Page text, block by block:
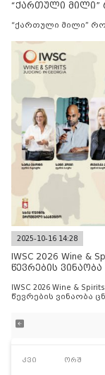
“ქართული მილი”
“ქართული მილი”
2025-10-16 14:28
IWSC 2026 Wine &
წევრების
IWSC 2026 Wine &
წევრების ვინაობა
კვი ორშ